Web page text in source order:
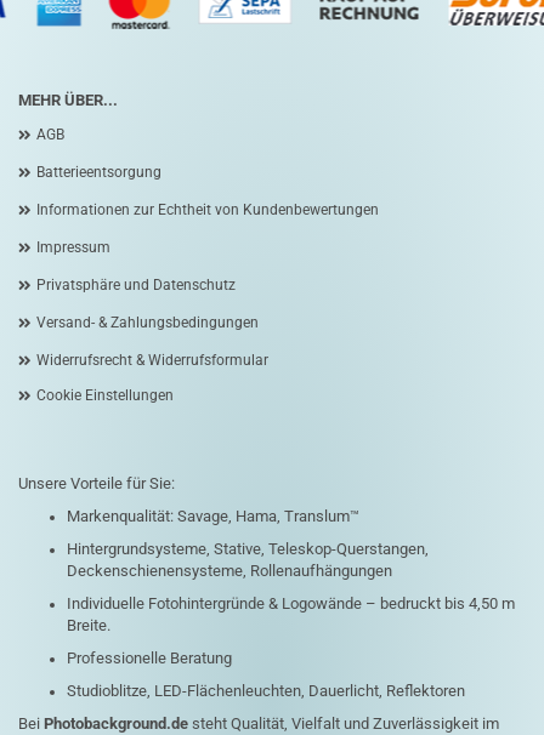
MEHR ÜBER...
AGB
Batterieentsorgung
Informationen zur Echtheit von Kundenbewertungen
Impressum
Privatsphäre und Datenschutz
Versand- & Zahlungsbedingungen
Widerrufsrecht & Widerrufsformular
Cookie Einstellungen
Unsere Vorteile für Sie:
Markenqualität: Savage, Hama, Translum™
Hintergrundsysteme, Stative, Teleskop-Querstangen,
Deckenschienensysteme, Rollenaufhängungen
Individuelle Fotohintergründe & Logowände – bedruckt bis 4,50 m
Breite.
Professionelle Beratung
Studioblitze, LED-Flächenleuchten, Dauerlicht, Reflektoren
Bei Photobackground.de steht Qualität, Vielfalt und Zuverlässigkeit im